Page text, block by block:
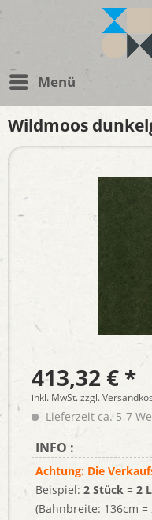
Menü
Wildmoos
413,32 € *
inkl. MwSt.zzgl.
Lieferzeit ca. 5-7
INFO :
Achtung: Die
Beispiel: 2 Stück = 2
(Bahnbreite: 136cm =